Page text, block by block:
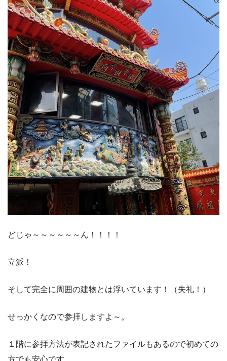
どじゃ～～～～～～ん！！！！
立派！
そして完全に周囲の建物とは浮いています！（失礼！）
せっかくなので参拝しますよ～。
１階に参拝方法が表記されたファイルもあるので初めての
方でも安心です。